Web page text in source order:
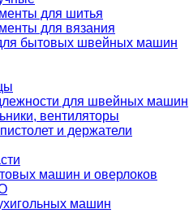
для шитья
для вязания
бытовых швейных машин
для швейных машин
вентиляторы
и держатели
машин и оверлоков
машин